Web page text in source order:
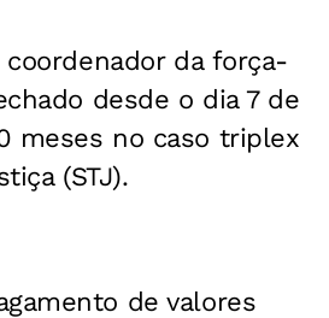
da força-
desde o dia 7 de
meses no caso triplex
(STJ).
de valores